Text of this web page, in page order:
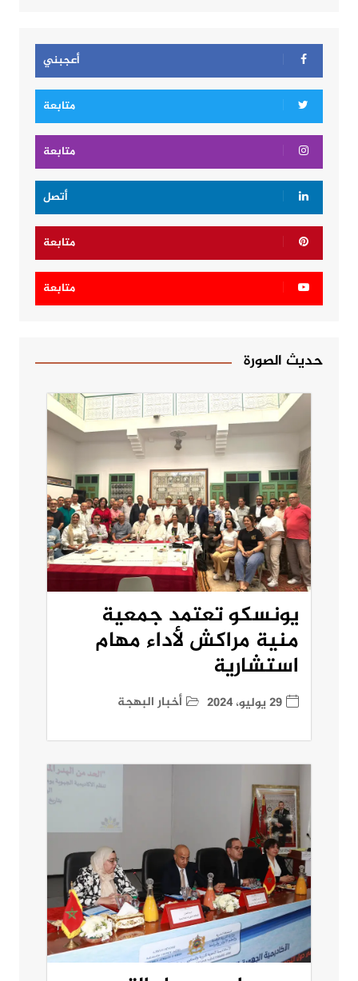
أعجبني
متابعة
متابعة
أتصل
متابعة
متابعة
حديث الصورة
يونسكو تعتمد جمعية
منية مراكش لأداء مهام
استشارية
29 يوليو، 2024 أخبار البهجة